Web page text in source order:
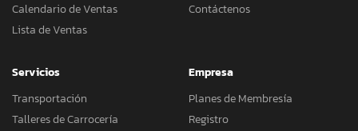
Calendario de Ventas
Lista de Ventas
Contáctenos
Servicios
Transportación
Talleres de Carrocería
Empresa
Planes de Membresía
Registro